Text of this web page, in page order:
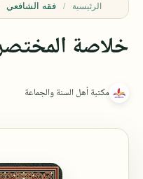
الرئيسية فقه الشافعي
خلاصة